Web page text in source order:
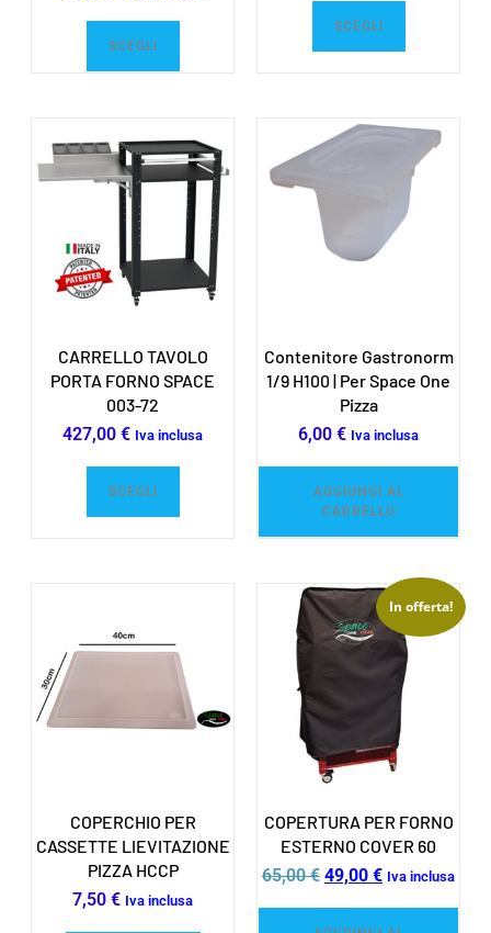
SCEGLI
SCEGLI
CARRELLO TAVOLO
PORTA FORNO SPACE
003-72
427,00 € Iva inclusa
SCEGLI
Contenitore Gastronorm
1/9 H100 | Per Space One
Pizza
6,00 € Iva inclusa
AGGIUNGI AL
CARRELLO
COPERCHIO PER
CASSETTE LIEVITAZIONE
PIZZA HCCP
7,50 € Iva inclusa
In offerta!
COPERTURA PER FORNO
ESTERNO COVER 60
65,00€ 49,00 € Iva inclusa